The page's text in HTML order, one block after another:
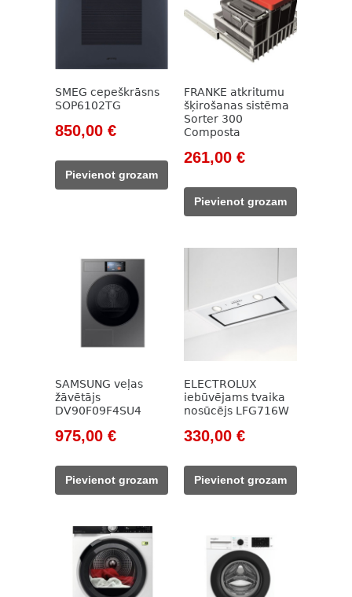
SMEG cepeškrāsns
SOP6102TG
Original
was:
1
850,00 €Current
850,00 €.
Pievienot grozam
FRANKE atkritumu
šķirošanas sistēma
Sorter 300
Composta
Original
was:
349,00 €.
261,00 €Current
261,00 €.
Pievienot grozam
SAMSUNG veļas
žāvētājs
DV90F09F4SU4
Original
was:
1
975,00 €Current
975,00 €.
Pievienot grozam
ELECTROLUX
iebūvējams tvaika
nosūcējs LFG716W
Original
was:
504,00 €.
330,00 €Current
330,00 €.
Pievienot grozam